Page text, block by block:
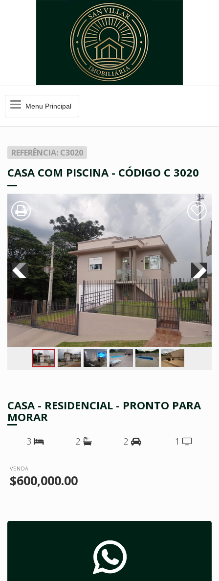
MenuMenu Principal
REFERÊNCIA: C3020
CASA COM PISCINA - CÓDIGO C 3020
CASA - RESIDENCIAL - PRONTO PARA
MORAR
3 2 2 1
VENDA
$600,000.00